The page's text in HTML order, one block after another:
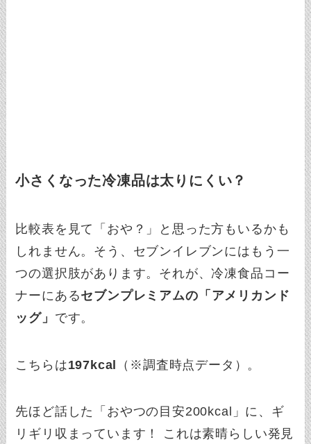
小さくなった冷凍品は太りにくい？
比較表を見て「おや？」と思った方もいるかも
しれません。そう、セブンイレブンにはもう一
つの選択肢があります。それが、冷凍食品コー
ナーにあるセブンプレミアムの「アメリカンド
ッグ」 です。
こちらは197kcal （※調査時点データ）。
先ほど話した「おやつの目安200kcal」に、ギ
リギリ収まっています！ これは素晴らしい発見